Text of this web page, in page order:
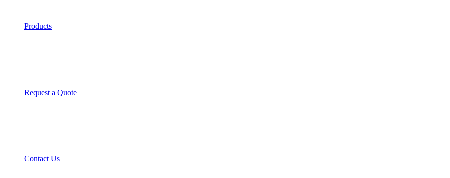
Products
Request a Quote
Contact Us